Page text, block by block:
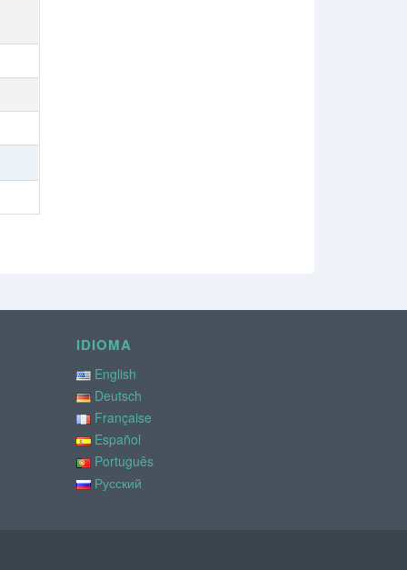
IDIOMA
English
Deutsch
Française
Español
Português
Русский